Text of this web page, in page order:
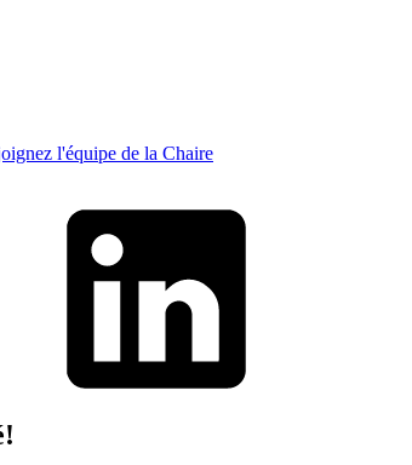
l'équipe de la Chaire